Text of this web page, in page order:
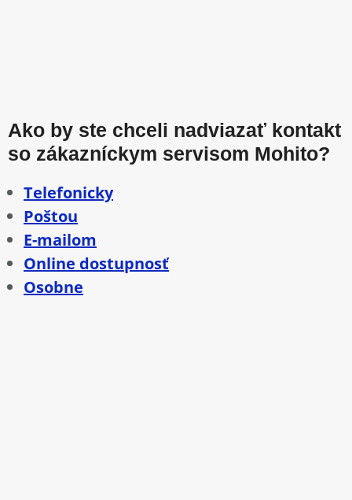
Ako by ste chceli nadviazať kontakt
so zákazníckym servisom Mohito?
Telefonicky
Poštou
E-mailom
Online dostupnosť
Osobne